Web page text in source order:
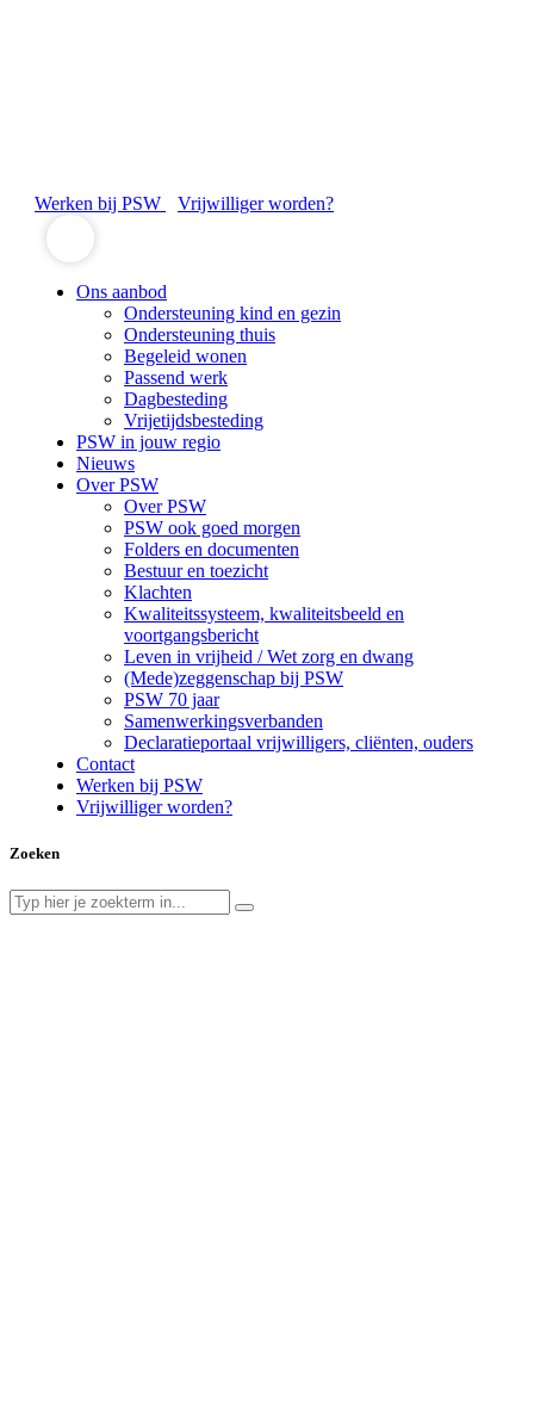
Werken bij PSW Vrijwilliger worden?
Ons aanbod
Ondersteuning kind en gezin
Ondersteuning thuis
Begeleid wonen
Passend werk
Dagbesteding
Vrijetijdsbesteding
PSW in jouw regio
Nieuws
Over PSW
Over PSW
PSW ook goed morgen
Folders en documenten
Bestuur en toezicht
Klachten
Kwaliteitssysteem, kwaliteitsbeeld en
voortgangsbericht
Leven in vrijheid / Wet zorg en dwang
(Mede)zeggenschap bij PSW
PSW 70 jaar
Samenwerkingsverbanden
Declaratieportaal vrijwilligers, cliënten, ouders
Contact
Werken bij PSW
Vrijwilliger worden?
Zoeken